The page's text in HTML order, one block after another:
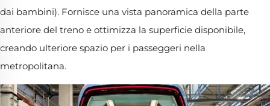
dai bambini). Fornisce una vista panoramica della parte
anteriore del treno e ottimizza la superficie disponibile,
creando ulteriore spazio per i passeggeri nella
metropolitana.